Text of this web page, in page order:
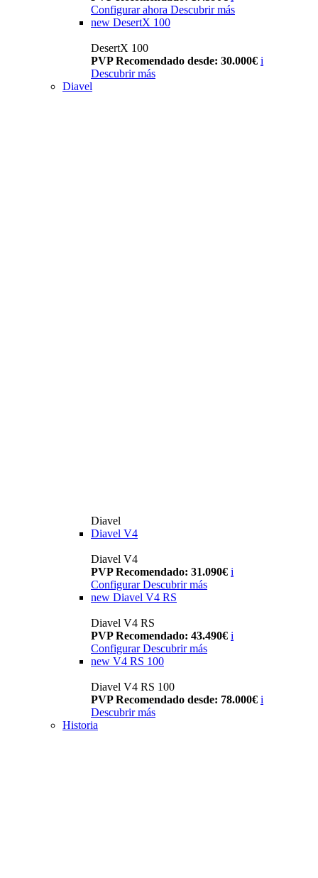
Configurar ahora Descubrir más
new DesertX 100
DesertX 100
PVP Recomendado desde: 30.000€ i
Descubrir más
Diavel
Diavel
Diavel V4
Diavel V4
PVP Recomendado: 31.090€ i
Configurar Descubrir más
new Diavel V4 RS
Diavel V4 RS
PVP Recomendado: 43.490€ i
Configurar Descubrir más
new V4 RS 100
Diavel V4 RS 100
PVP Recomendado desde: 78.000€ i
Descubrir más
Historia